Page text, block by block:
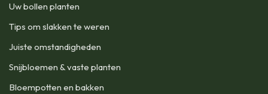
Uw bollen planten
Tips om slakken te weren
Juiste omstandigheden
Snijbloemen & vaste planten
Bloempotten en bakken